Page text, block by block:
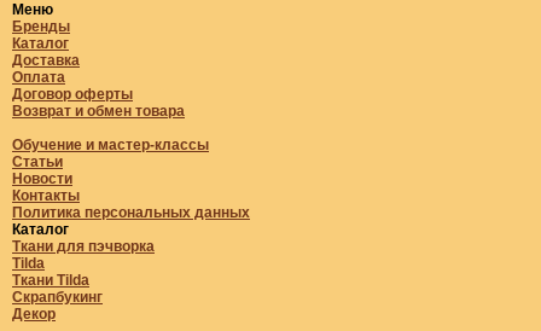
Меню
Бренды
Каталог
Доставка
Оплата
Договор оферты
Возврат и обмен товара
Обучение и мастер-классы
Статьи
Новости
Контакты
Политика персональных данных
Каталог
Ткани для пэчворка
Tilda
Ткани Tilda
Скрапбукинг
Декор